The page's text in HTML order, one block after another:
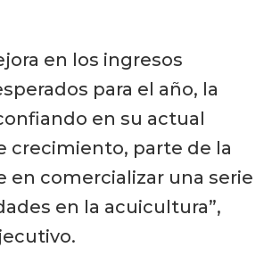
en los ingresos
para el año, la
en su actual
crecimiento, parte de la
en comercializar una serie
en la acuicultura”,